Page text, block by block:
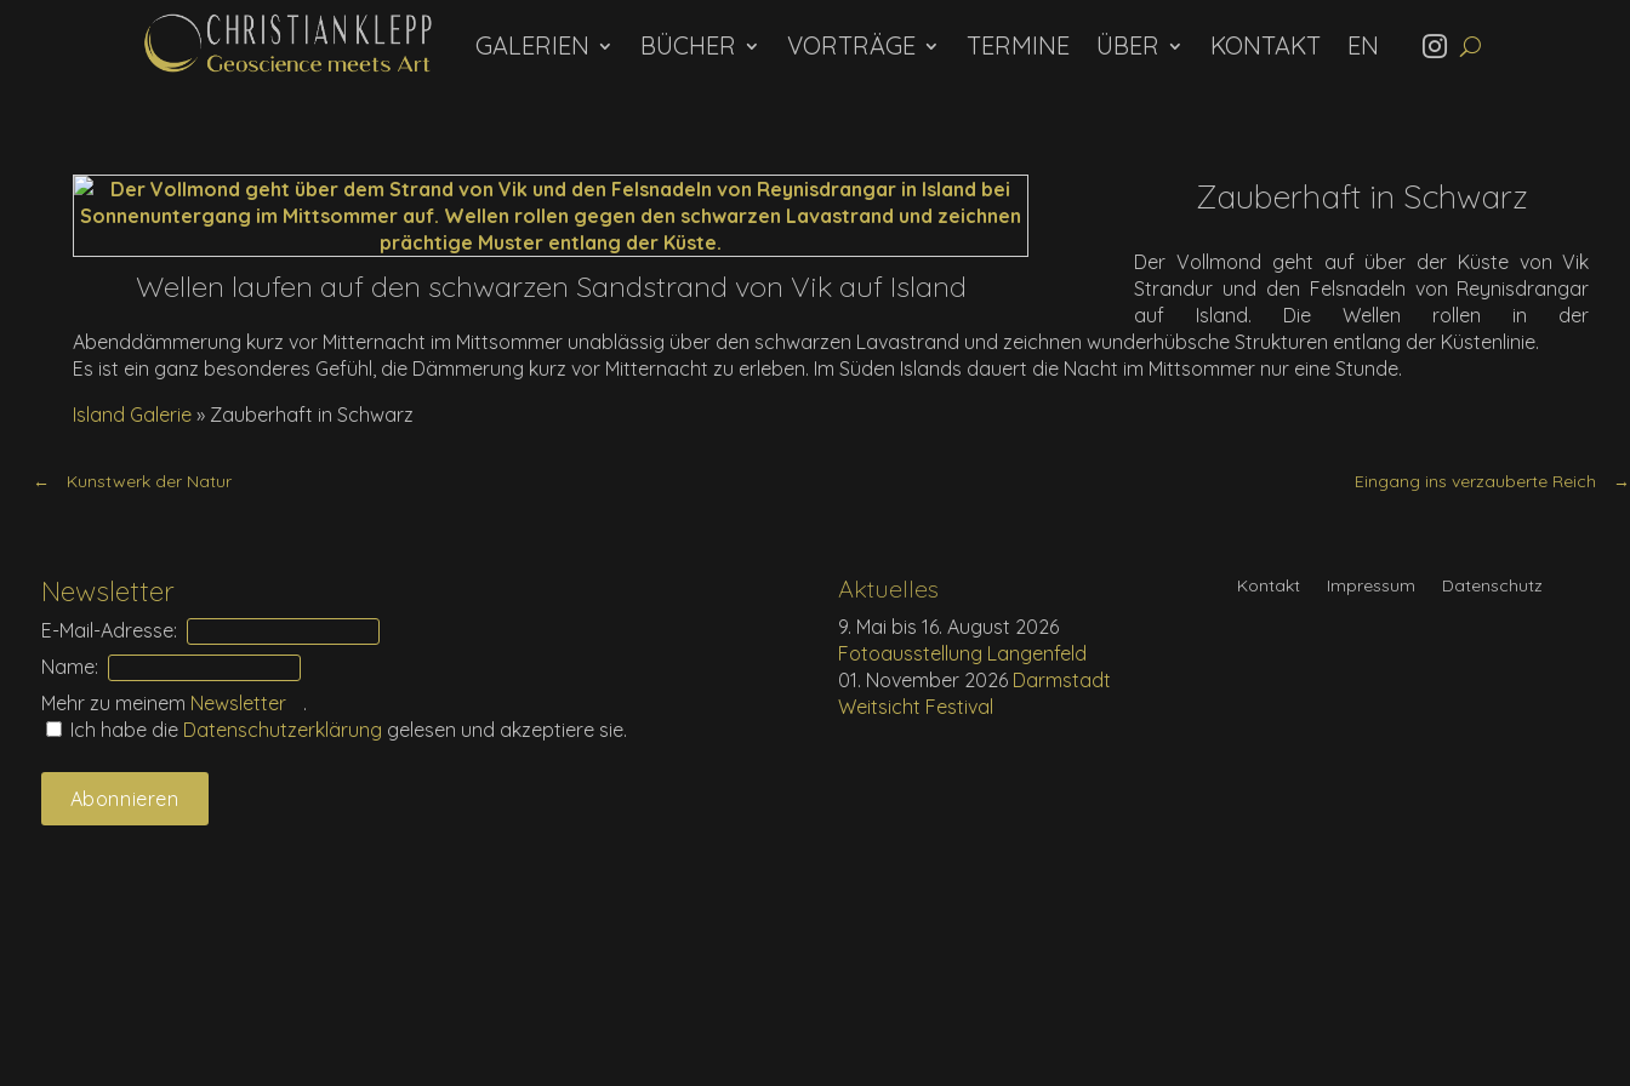
GALERIEN BÜCHER VORTRÄGE TERMINE ÜBER KONTAKT
Wellen laufen auf den schwarzen Sandstrand von Vik auf Island
Zauberhaft in Schwarz
Der Vollmond geht auf über der Küste von Vik
Strandur und den Felsnadeln von Reynisdrangar
auf Island. Die Wellen rollen in der
Abenddämmerung kurz vor Mitternacht im Mittsommer unablässig über den schwarzen Lavastrand und zeichnen wunderhübsche Strukturen entlang der Küstenlinie.
Es ist ein ganz besonderes Gefühl, die Dämmerung kurz vor Mitternacht zu erleben. Im Süden Islands dauert die Nacht im Mittsommer nur eine Stunde.
Island Galerie » Zauberhaft in Schwarz
Kunstwerk der Natur Eingang ins verzauberte Reich
Newsletter
E-Mail-Adresse:
Name:
Mehr zu meinem Newsletter
.
Ich habe die Daten­schutz­erklärung gelesen und akzeptiere sie.
Aktuelles
9. Mai bis 16. August 2026
Fotoausstellung Langenfeld
01. November 2026 Darmstadt
Weitsicht Festival
Kontakt Impressum Datenschutz